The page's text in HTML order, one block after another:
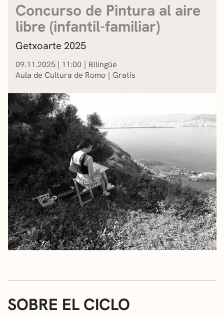
Concurso de Pintura al aire
libre (infantil-familiar)
Getxoarte 2025
09.11.2025 | 11:00
Bilingüe
Aula de Cultura de Romo
Gratis
SOBRE EL CICLO